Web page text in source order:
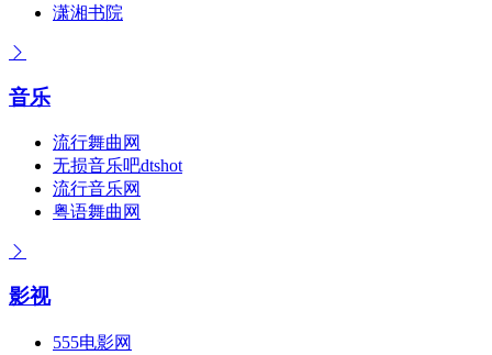
潇湘书院
音乐
流行舞曲网
无损音乐吧dtshot
流行音乐网
粤语舞曲网
影视
555电影网